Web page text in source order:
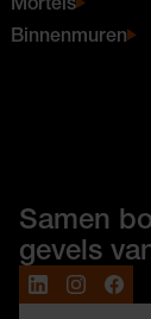
Binnenmuren
Samen
gevels